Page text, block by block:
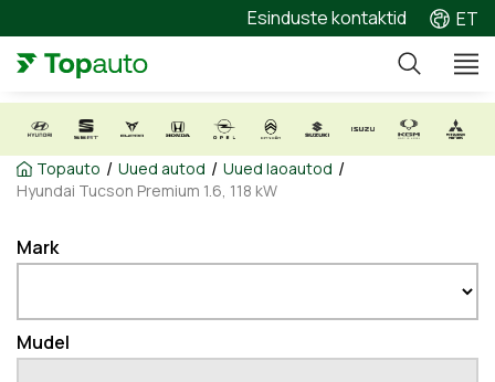
Esinduste kontaktid ET
Topauto / Uued autod / Uued laoautod /
Hyundai Tucson Premium 1.6, 118 kW
Mark
Mudel